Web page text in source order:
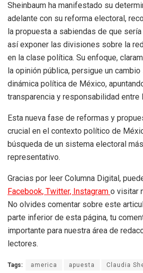
Sheinbaum ha manifestado su
adelante con su reforma electoral,
la propuesta a sabiendas de que
así exponer las divisiones sobre la
en la clase política. Su enfoque,
la opinión pública, persigue un
dinámica política de México,
transparencia y responsabilidad
Esta nueva fase de reformas y
crucial en el contexto político de
búsqueda de un sistema electoral
representativo.
Gracias por leer Columna Digital,
Facebook, Twitter, Instagram o visitar
No olvides comentar sobre este
parte inferior de esta página, tu
importante para nuestra área de
lectores.
Tags: america apuesta Claudia